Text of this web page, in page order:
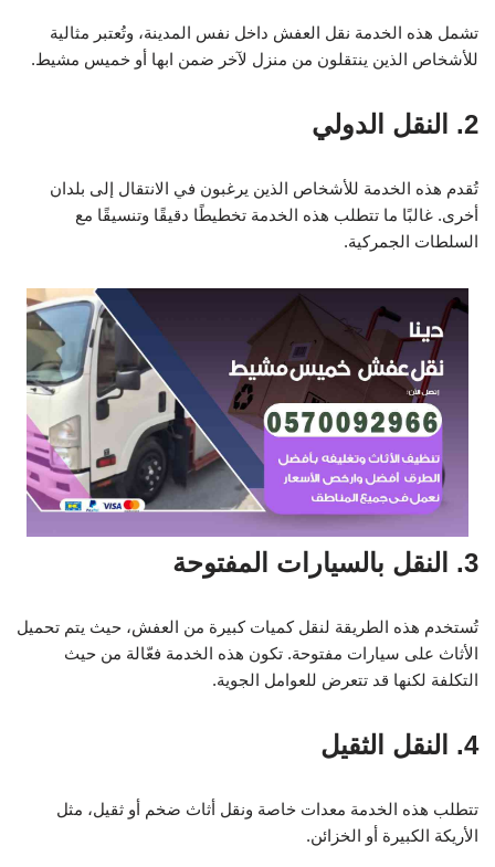
تشمل هذه الخدمة نقل العفش داخل نفس المدينة، وتُعتبر مثالية
للأشخاص الذين ينتقلون من منزل لآخر ضمن ابها أو خميس مشيط.
2. النقل الدولي
تُقدم هذه الخدمة للأشخاص الذين يرغبون في الانتقال إلى بلدان
أخرى. غالبًا ما تتطلب هذه الخدمة تخطيطًا دقيقًا وتنسيقًا مع
السلطات الجمركية.
3. النقل بالسيارات المفتوحة
تُستخدم هذه الطريقة لنقل كميات كبيرة من العفش، حيث يتم تحميل
الأثاث على سيارات مفتوحة. تكون هذه الخدمة فعّالة من حيث
التكلفة لكنها قد تتعرض للعوامل الجوية.
4. النقل الثقيل
تتطلب هذه الخدمة معدات خاصة ونقل أثاث ضخم أو ثقيل، مثل
الأريكة الكبيرة أو الخزائن.